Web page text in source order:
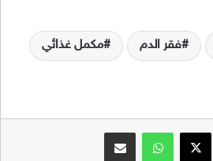
فقر الدم مكمل غذائي
‫X واتساب مشاركة عبر البريد